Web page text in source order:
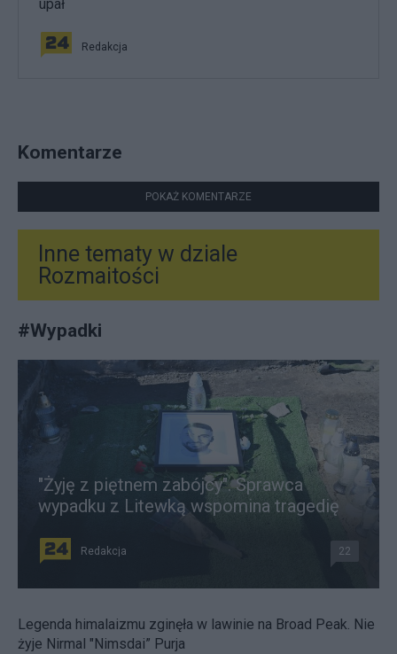
upał
Redakcja
Komentarze
POKAŻ KOMENTARZE
Inne tematy w dziale
Rozmaitości
#Wypadki
"Żyję z piętnem zabójcy". Sprawca
wypadku z Litewką wspomina tragedię
Redakcja 22
Legenda himalaizmu zginęła w lawinie na Broad Peak. Nie
żyje Nirmal "Nimsdai” Purja